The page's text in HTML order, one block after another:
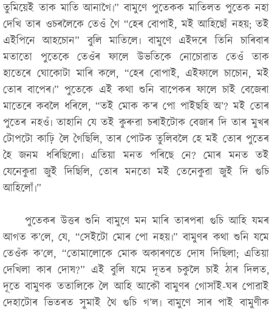
তুমিয়েই তাক মাতি আনাগৈ৷”বামুণে পুতেকক মাতিলত পুতেক নহা
দেখি তাৰ ওচৰলৈকে তেওঁ গৈ “হেৰ বোপাই, মই আহিছোঁ নহয়; তই
এইপিনে আহচোন”বুলি মাতিলে৷ বামুণে এইদৰে তিনি চাৰিবাৰ
মতাতো পুতেকে তেওঁৰ ফালে উভতিকে নোচোৱাত তেওঁ তাক
হাতেৰে ঘোকোটা মাৰি কলে, “হেৰ বোপাই, এইফালে চাচোন, মই
তোৰ বাপেৰ৷”পুতেকে এই কথা শুনি বাপেকৰ ফালে চাই বেজেৰা
মাতেৰে কবলৈ ধৰিলে, “তই মোক ক’ৰ পো পাইছহি অ’? মই তোৰ
পুতেৰ নহওঁ৷ তাহানি যে তই কুৰুৱা চৰাইটোক বেজাৰ দি তাৰ মুখৰ
টোপটো কাঢ়ি লৈ গৈছিলি, তাৰ পোটক তুলিবলৈ হে মই তোৰ পুতেৰ
হৈ জনম ধৰিছিলো৷ এতিয়া মনত পৰিছে নে? মোৰ মনত তই
যেনেকুৱা জুই দিছিলি, তোৰ মনতো মই তেনেকুৱা জুই দি গুচি
আহিলোঁ৷”
পুতেকৰ উত্তৰ শুনি বামুণে মন মাৰি তাৰপৰা গুচি আহি যমৰ
আগত ক’লে, যে, “সেইটো মোৰ পো নহয়৷”বামুণৰ কথা শুনি যমে
তেওঁক ক’লে, “তোমালোকে মোক অকাৰণতে দোষ দিছিলা; এতিয়া
দেখিলা কাৰ দোষ?” এই বুলি যমে দূতৰ চকুলৈ চাই ঠাৰ দিলত,
দূতে বামুণক ততালিকে লৈ আহি আকৌ বামুণৰ গোসাঁই-ঘৰ পোৱাই
দেহাটোৰ ভিতৰত সুমাই থৈ গুচি গ’ল৷ বামুণে সাৰ পাই বামুণীক